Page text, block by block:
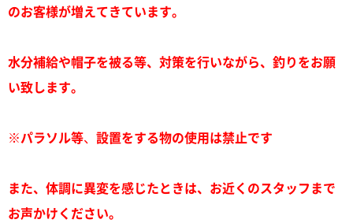
のお客様が増えてきています。
水分補給や帽子を被る等、対策を行いながら、釣りをお願
い致します。
※パラソル等、 設置をする物の使用は禁止です
また、体調に異変を感じたときは、お近くのスタッフまで
お声かけください。